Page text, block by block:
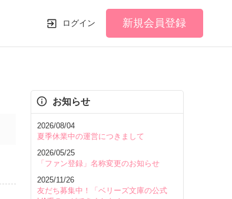
ログイン 新規会員登録
お知らせ
2026/08/04
夏季休業中の運営につきまして
2026/05/25
「ファン登録」名称変更のお知らせ
2025/11/26
友だち募集中！「ベリーズ文庫の公式